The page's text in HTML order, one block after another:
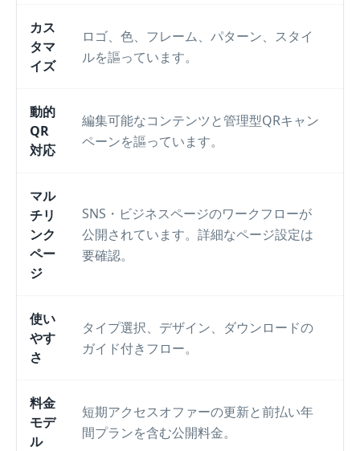
カス
タマ
イズ
ロゴ、色、フレーム、パターン、スタイ
ルを謳っています。
動的
QR
対応
編集可能なコンテンツと管理型QRキャン
ペーンを謳っています。
マル
チリ
ンク
ペー
ジ
SNS・ビジネスページのワークフローが
公開されています。詳細なページ設定は
要確認。
使い
やす
さ
タイプ選択、デザイン、ダウンロードの
ガイド付きフロー。
料金
モデ
ル
短期アクセスオファーの更新と前払い年
間プランを含む公開料金。